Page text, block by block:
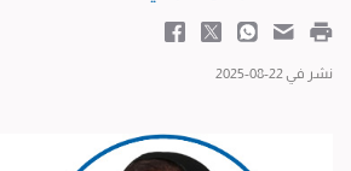
نشر في 22-08-2025